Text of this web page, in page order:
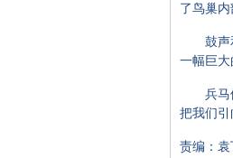
了鸟巢
鼓声和
一幅巨大
兵马俑
把我们引
责编：袁